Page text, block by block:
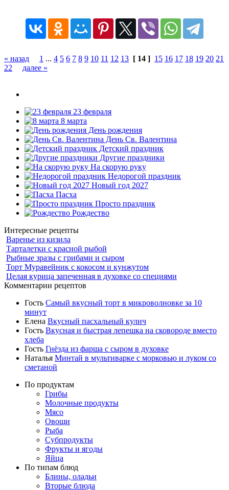
« назад 1 ... 4 5 6 7 8 9 10 11 12 13 [ 14 ] 15 16 17 18 19 20 21
22
далее »
23 февраля
8 марта
День рождения
День Св. Валентина
Детский праздник
Другие праздники
На скорую руку
Недорогой праздник
Новый год 2027
Пасха
Просто праздник
Рождество
Интересные рецепты
Варенье из кизила
Тарталетки с красной рыбой
Рыбные зразы с грибами и сыром
Торт Муравейник с кокосом и кунжутом
Целая курица запеченная в духовке со специями
Комментарии рецептов
Гость Самый вкусный торт в микроволновке за 10
минут
Елена Вкусный пасхальный кулич
Гость Вкусная и быстрая лепешка на сковороде вместо
хлеба
Гость Гнёзда из фарша с сыром в духовке
Наталья Минтай в мультиварке с морковью и луком со
сметаной
По продуктам
Грибы
Молочные продукты
Мясо
Овощи
Рыба
Субпродукты
Фрукты и ягоды
Яйца
По типам блюд
Блины, оладьи
Вторые блюда